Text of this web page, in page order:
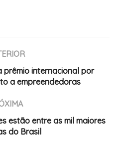
internacional por
a empreendedoras
estão entre as mil maiores
do Brasil